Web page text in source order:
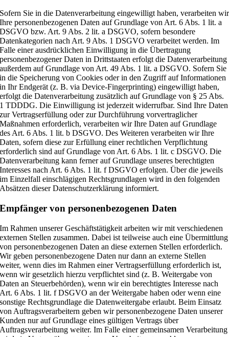
Sofern Sie in die Datenverarbeitung eingewilligt haben, verarbeiten wir
Ihre personenbezogenen Daten auf Grundlage von Art. 6 Abs. 1 lit. a
DSGVO bzw. Art. 9 Abs. 2 lit. a DSGVO, sofern besondere
Datenkategorien nach Art. 9 Abs. 1 DSGVO verarbeitet werden. Im
Falle einer ausdrücklichen Einwilligung in die Übertragung
personenbezogener Daten in Drittstaaten erfolgt die Datenverarbeitung
außerdem auf Grundlage von Art. 49 Abs. 1 lit. a DSGVO. Sofern Sie
in die Speicherung von Cookies oder in den Zugriff auf Informationen
in Ihr Endgerät (z. B. via Device-Fingerprinting) eingewilligt haben,
erfolgt die Datenverarbeitung zusätzlich auf Grundlage von § 25 Abs.
1 TDDDG. Die Einwilligung ist jederzeit widerrufbar. Sind Ihre Daten
zur Vertragserfüllung oder zur Durchführung vorvertraglicher
Maßnahmen erforderlich, verarbeiten wir Ihre Daten auf Grundlage
des Art. 6 Abs. 1 lit. b DSGVO. Des Weiteren verarbeiten wir Ihre
Daten, sofern diese zur Erfüllung einer rechtlichen Verpflichtung
erforderlich sind auf Grundlage von Art. 6 Abs. 1 lit. c DSGVO. Die
Datenverarbeitung kann ferner auf Grundlage unseres berechtigten
Interesses nach Art. 6 Abs. 1 lit. f DSGVO erfolgen. Über die jeweils
im Einzelfall einschlägigen Rechtsgrundlagen wird in den folgenden
Absätzen dieser Datenschutzerklärung informiert.
Empfänger von personenbezogenen Daten
Im Rahmen unserer Geschäftstätigkeit arbeiten wir mit verschiedenen
externen Stellen zusammen. Dabei ist teilweise auch eine Übermittlung
von personenbezogenen Daten an diese externen Stellen erforderlich.
Wir geben personenbezogene Daten nur dann an externe Stellen
weiter, wenn dies im Rahmen einer Vertragserfüllung erforderlich ist,
wenn wir gesetzlich hierzu verpflichtet sind (z. B. Weitergabe von
Daten an Steuerbehörden), wenn wir ein berechtigtes Interesse nach
Art. 6 Abs. 1 lit. f DSGVO an der Weitergabe haben oder wenn eine
sonstige Rechtsgrundlage die Datenweitergabe erlaubt. Beim Einsatz
von Auftragsverarbeitern geben wir personenbezogene Daten unserer
Kunden nur auf Grundlage eines gültigen Vertrags über
Auftragsverarbeitung weiter. Im Falle einer gemeinsamen Verarbeitung